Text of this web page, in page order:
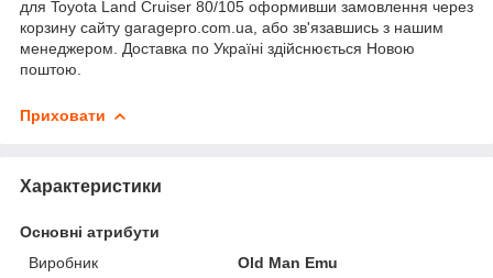
для Toyota Land Cruiser 80/105 оформивши замовлення через
корзину сайту garagepro.com.ua, або зв'язавшись з нашим
менеджером. Доставка по Україні здійснюється Новою
поштою.
Приховати
Характеристики
Основні атрибути
Виробник
Old Man Emu